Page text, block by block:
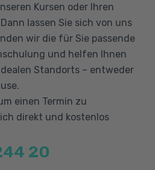
Kursen oder Ihren
lassen Sie sich von uns
wir die für Sie passende
und helfen Ihnen
Standorts – entweder
einen Termin zu
direkt und kostenlos
20